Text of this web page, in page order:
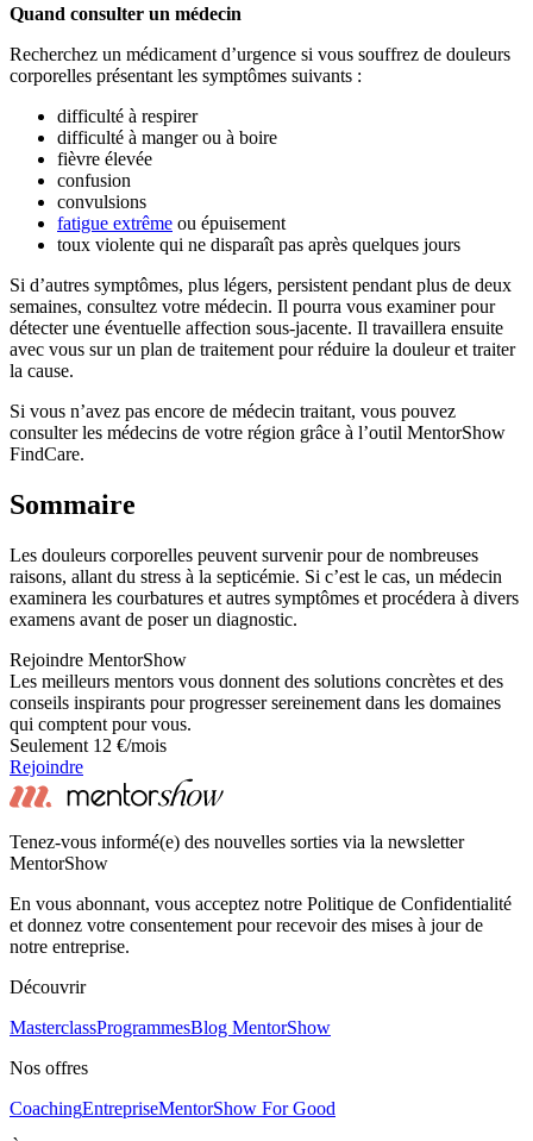
Quand consulter un médecin
Recherchez un médicament d’urgence si vous souffrez de douleurs
corporelles présentant les symptômes suivants :
difficulté à respirer
difficulté à manger ou à boire
fièvre élevée
confusion
convulsions
fatigue extrême ou épuisement
toux violente qui ne disparaît pas après quelques jours
Si d’autres symptômes, plus légers, persistent pendant plus de deux
semaines, consultez votre médecin. Il pourra vous examiner pour
détecter une éventuelle affection sous-jacente. Il travaillera ensuite
avec vous sur un plan de traitement pour réduire la douleur et traiter
la cause.
Si vous n’avez pas encore de médecin traitant, vous pouvez
consulter les médecins de votre région grâce à l’outil MentorShow
FindCare.
Sommaire
Les douleurs corporelles peuvent survenir pour de nombreuses
raisons, allant du stress à la septicémie. Si c’est le cas, un médecin
examinera les courbatures et autres symptômes et procédera à divers
examens avant de poser un diagnostic.
Rejoindre MentorShow
Les meilleurs mentors vous donnent des solutions concrètes et des
conseils inspirants pour progresser sereinement dans les domaines
qui comptent pour vous.
Seulement 12 €/mois
Rejoindre
Tenez-vous informé(e) des nouvelles sorties via la newsletter
MentorShow
En vous abonnant, vous acceptez notre Politique de Confidentialité
et donnez votre consentement pour recevoir des mises à jour de
notre entreprise.
Découvrir
MasterclassProgrammesBlog MentorShow
Nos offres
CoachingEntrepriseMentorShow For Good